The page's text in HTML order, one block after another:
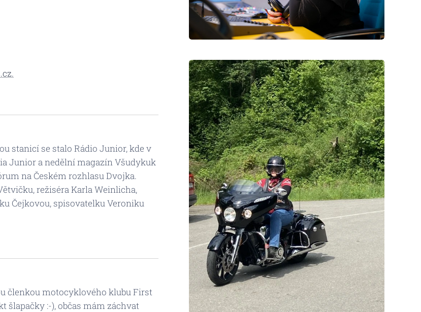
stanicí se stalo Rádio Junior, kde v
Junior a nedělní magazín Všudykuk
na Českém rozhlasu Dvojka.
režiséra Karla Weinlicha,
Čejkovou, spisovatelku Veroniku
členkou motocyklového klubu First
šlapačky :-), občas mám záchvat